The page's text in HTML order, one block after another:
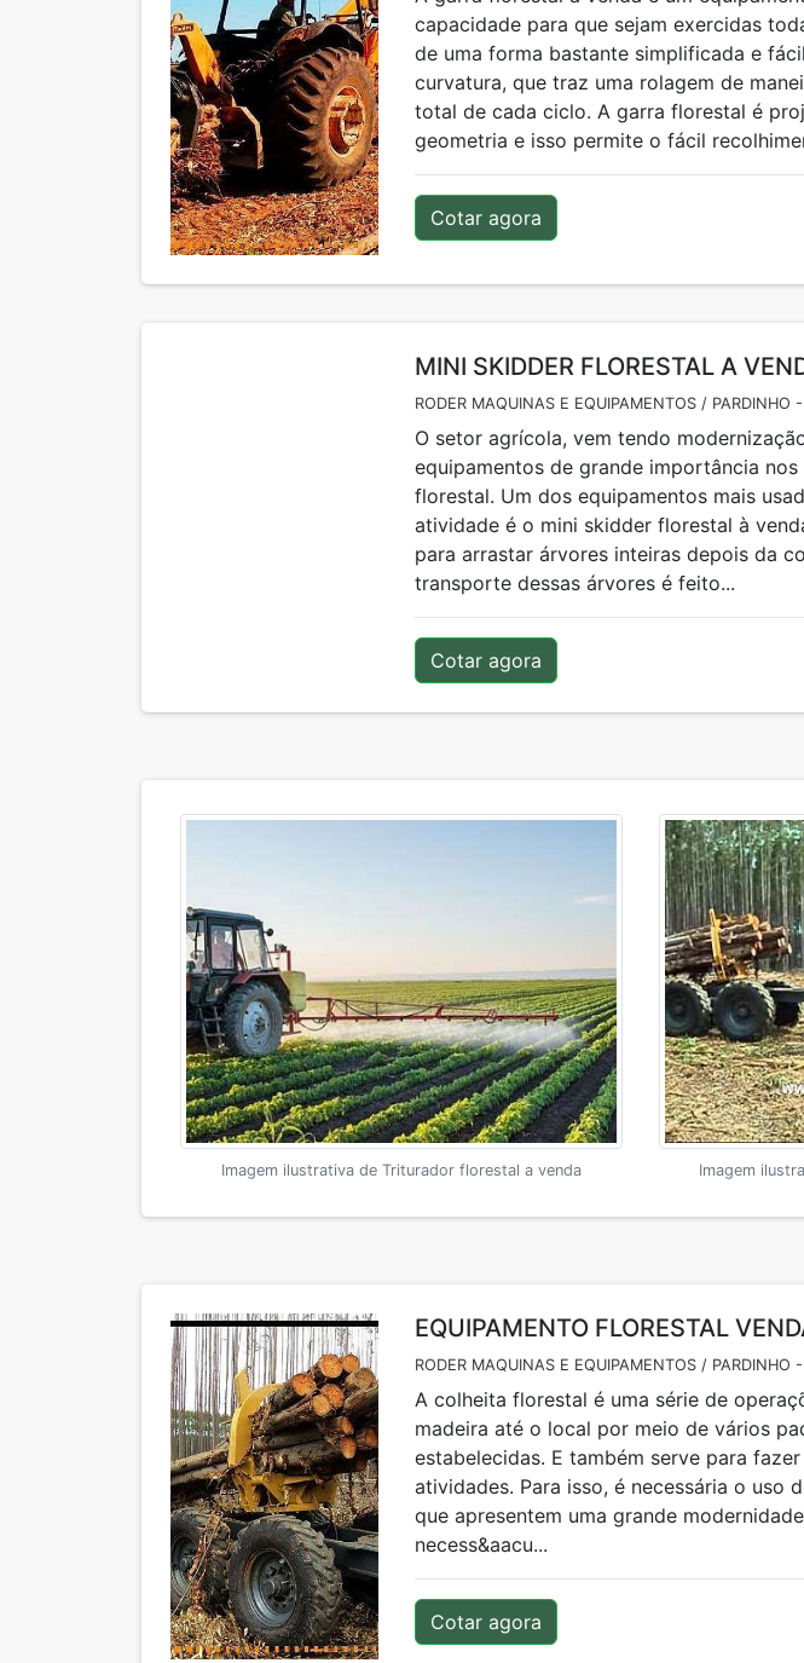
A garra florestal a venda é um
capacidade para que sejam exercidas
de uma forma bastante simplificada e
curvatura, que traz uma rolagem de
total de cada ciclo. A garra florestal é
geometria e isso permite o fácil
Cotar agora
MINI SKIDDER FLORESTAL A
O setor agrícola, vem tendo
equipamentos de grande importância
florestal. Um dos equipamentos mais
atividade é o mini skidder florestal à
para arrastar árvores inteiras depois da
transporte dessas árvores é feito...
Cotar agora
EQUIPAMENTO FLORESTAL
RODER MAQUINAS E EQUIPAMENTOS / PARDINHO
A colheita florestal é uma série de
madeira até o local por meio de vários
estabelecidas. E também serve para
atividades. Para isso, é necessária o uso
que apresentem uma grande
necess&aacu...
Cotar agora